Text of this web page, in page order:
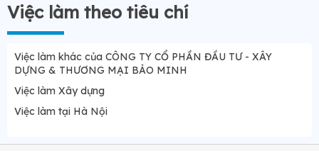
Việc làm theo tiêu chí
Việc làm khác của CÔNG TY CỔ PHẦN ĐẦU TƯ - XÂY
DỰNG & THƯƠNG MẠI BẢO MINH
Việc làm Xây dựng
Việc làm tại Hà Nội